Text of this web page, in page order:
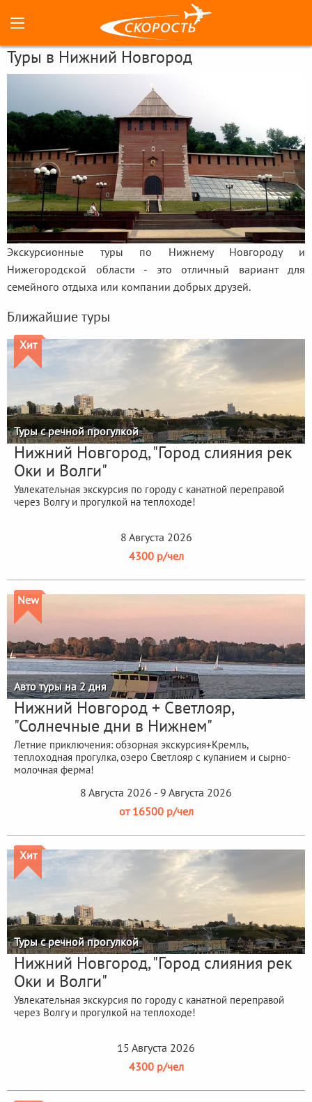
Туры в Нижний Новгород
Экскурсионные туры по Нижнему Новгороду и
Нижегородской области - это отличный вариант для
семейного отдыха или компании добрых друзей.
Ближайшие туры
Хит
Туры с речной прогулкой
Нижний Новгород, "Город слияния рек
Оки и Волги"
Увлекательная экскурсия по городу с канатной переправой
через Волгу и прогулкой на теплоходе!
8 Августа 2026
4300 р/чел
New
Авто туры на 2 дня
Нижний Новгород + Светлояр,
"Солнечные дни в Нижнем"
Летние приключения: обзорная экскурсия+Кремль,
теплоходная прогулка, озеро Светлояр с купанием и сырно-
молочная ферма!
8 Августа 2026 - 9 Августа 2026
от 16500 р/чел
Хит
Туры с речной прогулкой
Нижний Новгород, "Город слияния рек
Оки и Волги"
Увлекательная экскурсия по городу с канатной переправой
через Волгу и прогулкой на теплоходе!
15 Августа 2026
4300 р/чел